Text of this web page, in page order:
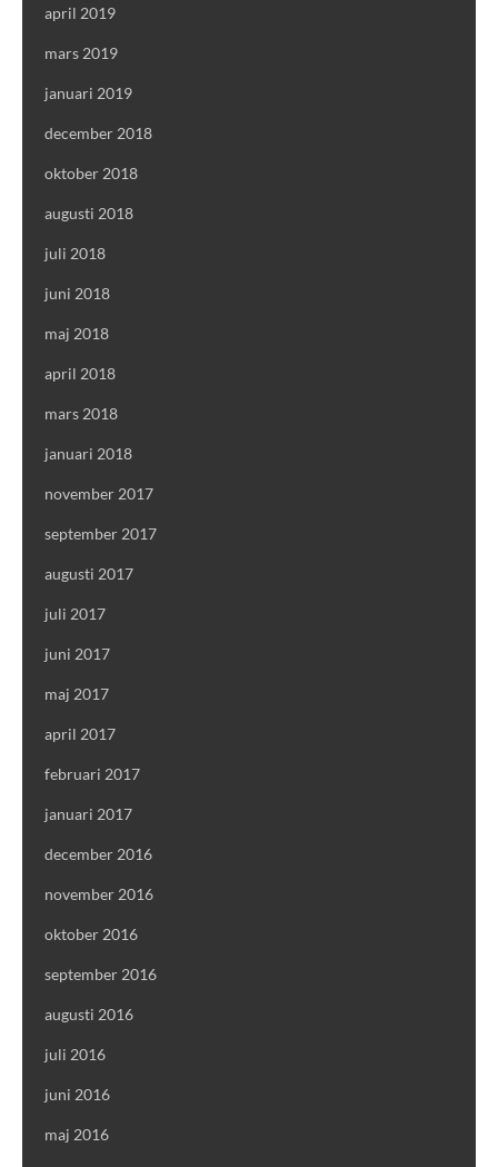
april 2019
mars 2019
januari 2019
december 2018
oktober 2018
augusti 2018
juli 2018
juni 2018
maj 2018
april 2018
mars 2018
januari 2018
november 2017
september 2017
augusti 2017
juli 2017
juni 2017
maj 2017
april 2017
februari 2017
januari 2017
december 2016
november 2016
oktober 2016
september 2016
augusti 2016
juli 2016
juni 2016
maj 2016